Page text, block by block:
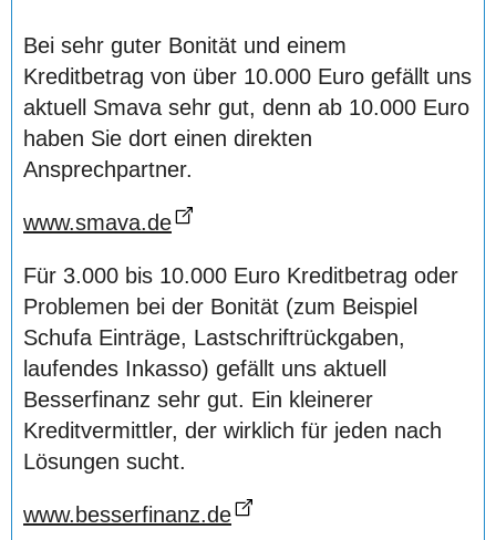
Bei sehr guter Bonität und einem
Kreditbetrag von über 10.000 Euro gefällt uns
aktuell Smava sehr gut, denn ab 10.000 Euro
haben Sie dort einen direkten
Ansprechpartner.
www.smava.de
Für 3.000 bis 10.000 Euro Kreditbetrag oder
Problemen bei der Bonität (zum Beispiel
Schufa Einträge, Lastschriftrückgaben,
laufendes Inkasso) gefällt uns aktuell
Besserfinanz sehr gut. Ein kleinerer
Kreditvermittler, der wirklich für jeden nach
Lösungen sucht.
www.besserfinanz.de